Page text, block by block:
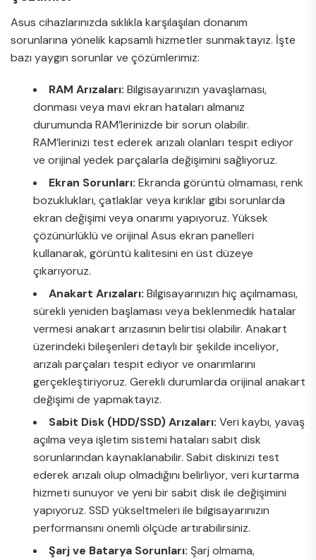
Asus cihazlarınızda sıklıkla karşılaşılan donanım
sorunlarına yönelik kapsamlı hizmetler sunmaktayız. İşte
bazı yaygın sorunlar ve çözümlerimiz:
RAM Arızaları: Bilgisayarınızın yavaşlaması,
donması veya mavi ekran hataları almanız
durumunda RAM’lerinizde bir sorun olabilir.
RAM’lerinizi test ederek arızalı olanları tespit ediyor
ve orijinal yedek parçalarla değişimini sağlıyoruz.
Ekran Sorunları: Ekranda görüntü olmaması, renk
bozuklukları, çatlaklar veya kırıklar gibi sorunlarda
ekran değişimi veya onarımı yapıyoruz. Yüksek
çözünürlüklü ve orijinal Asus ekran panelleri
kullanarak, görüntü kalitesini en üst düzeye
çıkarıyoruz.
Anakart Arızaları: Bilgisayarınızın hiç açılmaması,
sürekli yeniden başlaması veya beklenmedik hatalar
vermesi anakart arızasının belirtisi olabilir. Anakart
üzerindeki bileşenleri detaylı bir şekilde inceliyor,
arızalı parçaları tespit ediyor ve onarımlarını
gerçekleştiriyoruz. Gerekli durumlarda orijinal anakart
değişimi de yapmaktayız.
Sabit Disk (HDD/SSD) Arızaları: Veri kaybı, yavaş
açılma veya işletim sistemi hataları sabit disk
sorunlarından kaynaklanabilir. Sabit diskinizi test
ederek arızalı olup olmadığını belirliyor, veri kurtarma
hizmeti sunuyor ve yeni bir sabit disk ile değişimini
yapıyoruz. SSD yükseltmeleri ile bilgisayarınızın
performansını önemli ölçüde artırabilirsiniz.
Şarj ve Batarya Sorunları: Şarj olmama,